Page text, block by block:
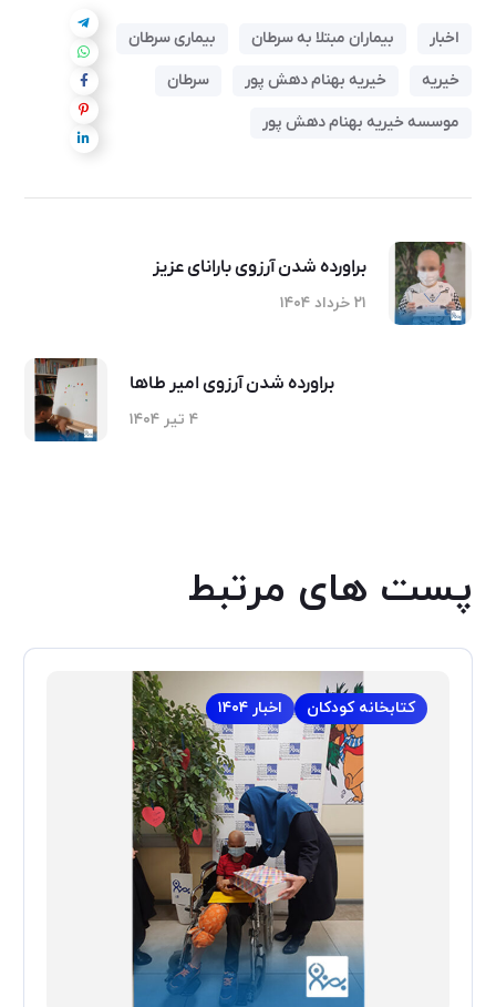
اخبار بیماران مبتلا به سرطان
بیماری سرطان
خیریه
خیریه بهنام دهش پور
سرطان
موسسه خیریه بهنام دهش پور
براورده شدن آرزوی بارانای عزیز
۲۱ خرداد ۱۴۰۴
براورده شدن آرزوی امیر طاها
۴ تیر ۱۴۰۴
پست های مرتبط
اخبار ۱۴۰۴ کتابخانه کودکان